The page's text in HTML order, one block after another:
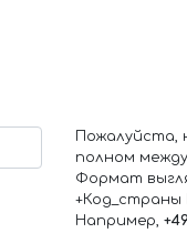
Пожалуйста,
полном
Формат
Например,